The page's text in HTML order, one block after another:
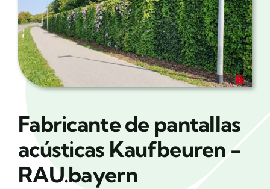
Fabricante de pantallas
acústicas Kaufbeuren -
RAU.bayern